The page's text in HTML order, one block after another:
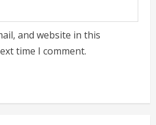
and website in this
time I comment.